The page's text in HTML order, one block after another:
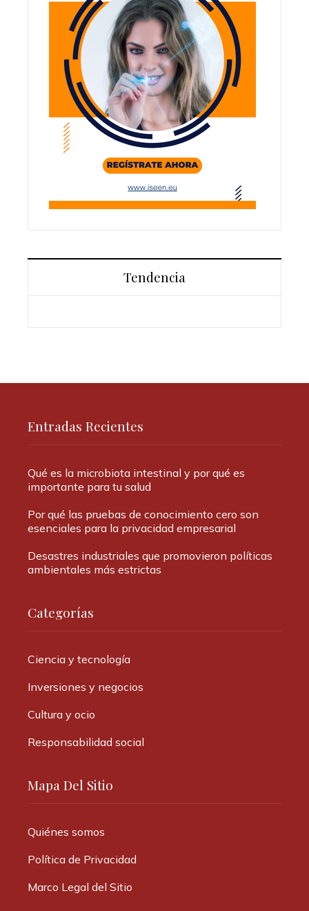
Tendencia
Entradas Recientes
Qué es la microbiota intestinal y por qué es
importante para tu salud
Por qué las pruebas de conocimiento cero son
esenciales para la privacidad empresarial
Desastres industriales que promovieron políticas
ambientales más estrictas
Categorías
Ciencia y tecnología
Inversiones y negocios
Cultura y ocio
Responsabilidad social
Mapa Del Sitio
Quiénes somos
Política de Privacidad
Marco Legal del Sitio